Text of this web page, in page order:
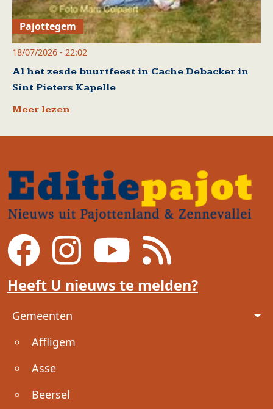
Pajottegem
18/07/2026 - 22:02
Al het zesde buurtfeest in Cache Debacker in
Sint Pieters Kapelle
Meer lezen
Heeft U nieuws te melden?
Voet
Gemeenten
Affligem
Asse
Beersel